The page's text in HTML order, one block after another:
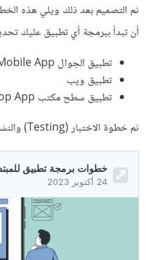
أن تبدأ ببرمجة أي تطبيق عليك
تطبيق الجوال Mobile App وهو عدة أنواع
تطبيق ويب
تطبيق سطح مكتب Desktop App
ثم خطوة الاختبار (Testing) والنشر (Deployment)